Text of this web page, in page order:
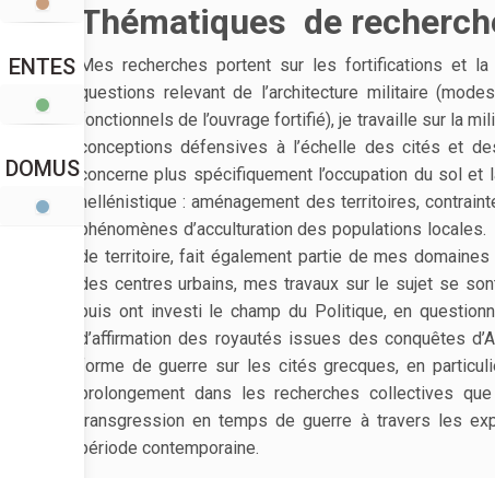
ENTES
DOMUS
Thématiques de
Mes recherches portent sur les fortifications et
questions relevant de l’architecture militaire
fonctionnels de l’ouvrage fortifié), je travaille sur la
conceptions défensives à l’échelle des cités et
concerne plus spécifiquement l’occupation du sol
hellénistique : aménagement des territoires,
phénomènes d’acculturation des populations
de territoire, fait également partie de mes
des centres urbains, mes travaux sur le sujet se
puis ont investi le champ du Politique, en
d’affirmation des royautés issues des conquêtes
forme de guerre sur les cités grecques, en
prolongement dans les recherches collectives
transgression en temps de guerre à travers les
période contemporaine.